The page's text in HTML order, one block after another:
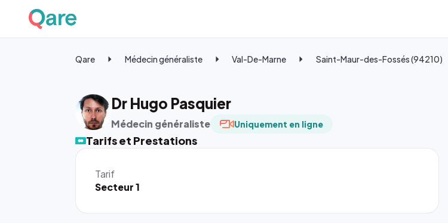
Qare Médecin généraliste Val-De-Marne Saint-Maur-des-Fossés (94210)
Dr Hugo Pasquier
Médecin généraliste Uniquement en ligne
Tarifs et Prestations
Tarif
Secteur 1